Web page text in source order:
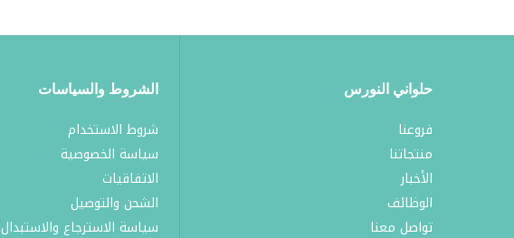
حلواني النورس
فروعنا
منتجاتنا
الأخبار
الوظائف
تواصل معنا
الشروط والسياسات
شروط الاستخدام
سياسة الخصوصية
الاتفاقيات
الشحن والتوصيل
سياسة الاسترجاع والاستبدال